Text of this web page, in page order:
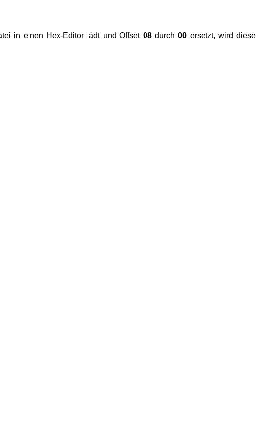
in einen Hex-Editor lädt und Offset 08durch00 ersetzt, wird diese